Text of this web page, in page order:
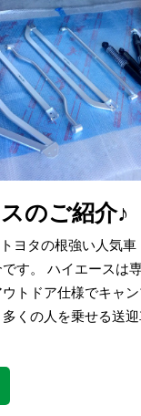
のご紹介♪
ヨタの根強い人気
す。 ハイエースは
トドア仕様でキャ
くの人を乗せる送